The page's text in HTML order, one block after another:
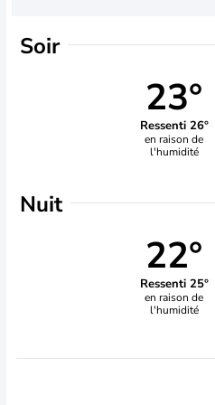
Soir
23°
Ressenti 26°
en raison de
l'humidité
Nuit
22°
Ressenti 25°
en raison de
l'humidité